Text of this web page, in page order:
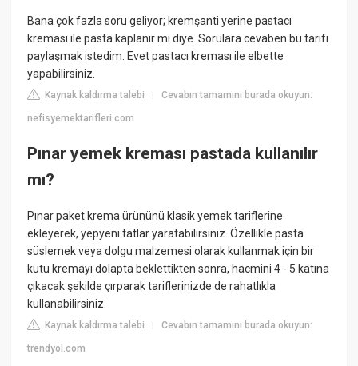
Bana çok fazla soru geliyor; kremşanti yerine pastacı
kreması ile pasta kaplanır mı diye. Sorulara cevaben bu tarifi
paylaşmak istedim. Evet pastacı kreması ile elbette
yapabilirsiniz.
Kaynak kaldırma talebi |Cevabın tamamını burada okuyun:
nefisyemektarifleri.com
Pınar yemek kreması pastada kullanılır
mı?
Pınar paket krema ürününü klasik yemek tariflerine
ekleyerek, yepyeni tatlar yaratabilirsiniz. Özellikle pasta
süslemek veya dolgu malzemesi olarak kullanmak için bir
kutu kremayı dolapta beklettikten sonra, hacmini 4 - 5 katına
çıkacak şekilde çırparak tariflerinizde de rahatlıkla
kullanabilirsiniz.
Kaynak kaldırma talebi |Cevabın tamamını burada okuyun:
trendyol.com